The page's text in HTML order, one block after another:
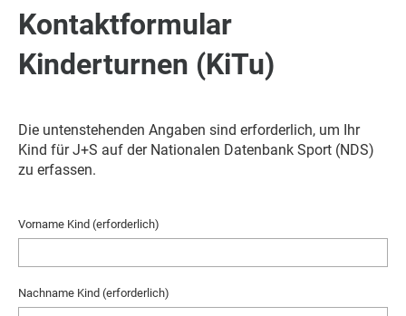
Kontaktformular
Kinderturnen (KiTu)
Die untenstehenden Angaben sind erforderlich, um Ihr
Kind für J+S auf der Nationalen Datenbank Sport (NDS)
zu erfassen.
Vorname Kind (erforderlich)
Nachname Kind (erforderlich)